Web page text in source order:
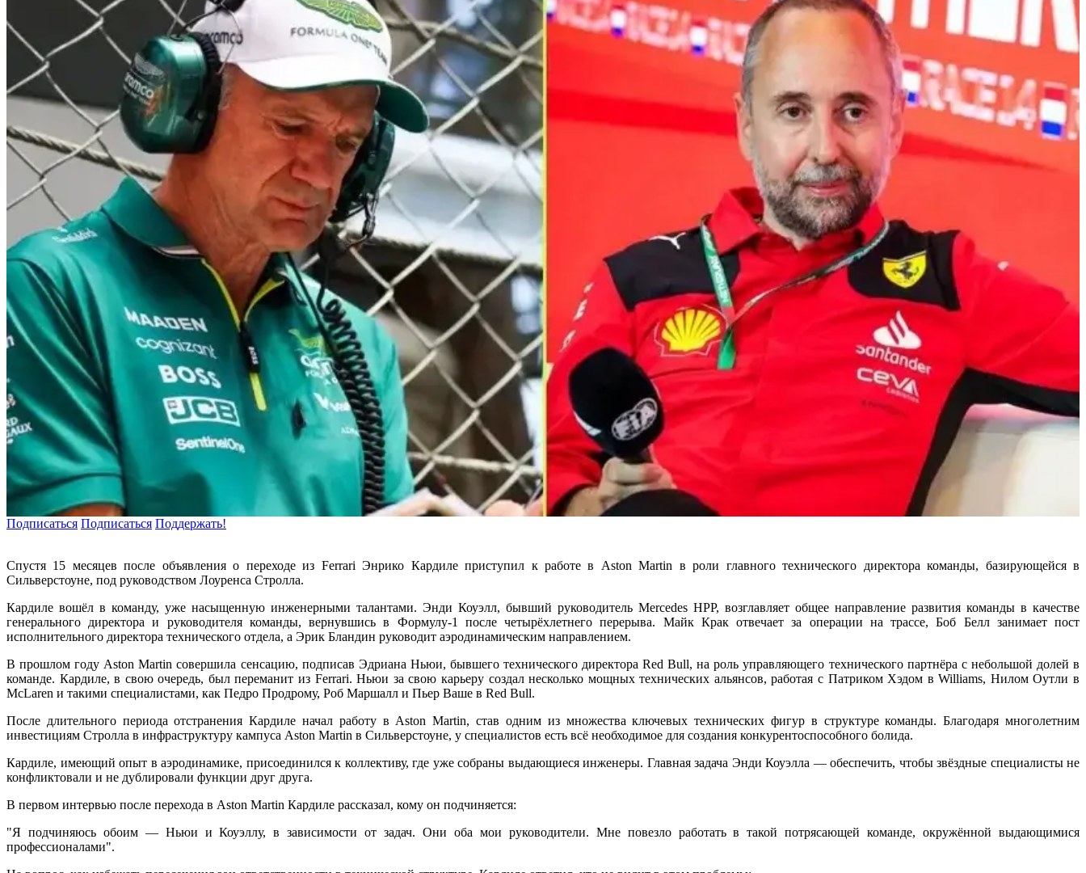
Подписаться Подписаться Поддержать!
Спустя 15 месяцев после объявления о переходе из Ferrari Энрико Кардиле приступил к работе в Aston Martin в роли главного технического директора команды, базирующейся в
Сильверстоуне, под руководством Лоуренса Стролла.
Кардиле вошёл в команду, уже насыщенную инженерными талантами. Энди Коуэлл, бывший руководитель Mercedes HPP, возглавляет общее направление развития команды в качестве
генерального директора и руководителя команды, вернувшись в Формулу-1 после четырёхлетнего перерыва. Майк Крак отвечает за операции на трассе, Боб Белл занимает пост
исполнительного директора технического отдела, а Эрик Бландин руководит аэродинамическим направлением.
В прошлом году Aston Martin совершила сенсацию, подписав Эдриана Ньюи, бывшего технического директора Red Bull, на роль управляющего технического партнёра с небольшой долей в
команде. Кардиле, в свою очередь, был переманит из Ferrari. Ньюи за свою карьеру создал несколько мощных технических альянсов, работая с Патриком Хэдом в Williams, Нилом Оутли в
McLaren и такими специалистами, как Педро Продрому, Роб Маршалл и Пьер Ваше в Red Bull.
После длительного периода отстранения Кардиле начал работу в Aston Martin, став одним из множества ключевых технических фигур в структуре команды. Благодаря многолетним
инвестициям Стролла в инфраструктуру кампуса Aston Martin в Сильверстоуне, у специалистов есть всё необходимое для создания конкурентоспособного болида.
Кардиле, имеющий опыт в аэродинамике, присоединился к коллективу, где уже собраны выдающиеся инженеры. Главная задача Энди Коуэлла — обеспечить, чтобы звёздные специалисты не
конфликтовали и не дублировали функции друг друга.
В первом интервью после перехода в Aston Martin Кардиле рассказал, кому он подчиняется:
"Я подчиняюсь обоим — Ньюи и Коуэллу, в зависимости от задач. Они оба мои руководители. Мне повезло работать в такой потрясающей команде, окружённой выдающимися
профессионалами".